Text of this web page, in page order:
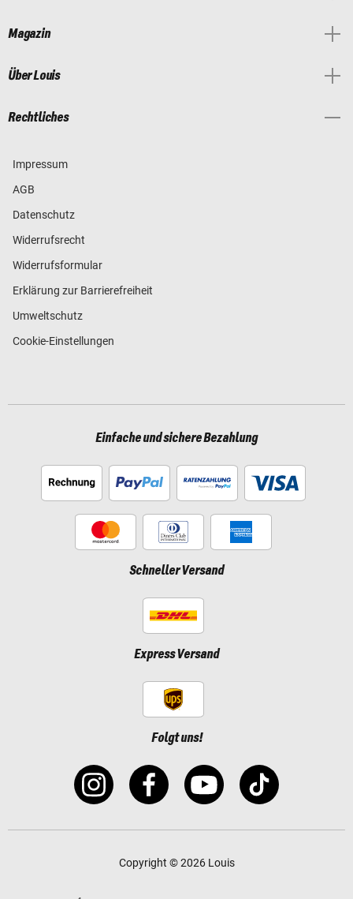
Magazin
Über Louis
Rechtliches
Impressum
AGB
Datenschutz
Widerrufsrecht
Widerrufsformular
Erklärung zur Barrierefreiheit
Umweltschutz
Cookie-Einstellungen
Einfache und sichere Bezahlung
Schneller Versand
Express Versand
Folgt uns!
Copyright © 2026 Louis